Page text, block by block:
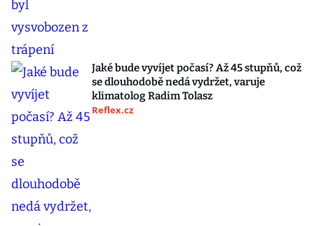
Jaké bude vyvíjet počasí? Až 45 stupňů, což
se dlouhodobě nedá vydržet, varuje
klimatolog Radim Tolasz
Reflex.cz